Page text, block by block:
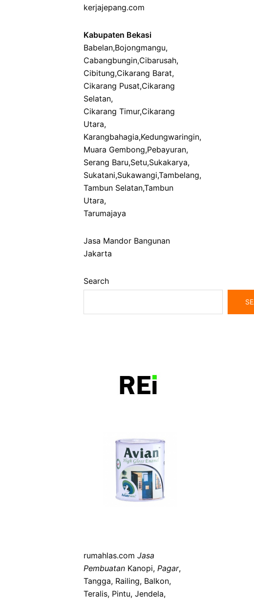
kerjajepang.com
Kabupaten Bekasi
Babelan,Bojongmangu,
Cabangbungin,Cibarusah,
Cibitung,Cikarang Barat,
Cikarang Pusat,Cikarang
Selatan,
Cikarang Timur,Cikarang
Utara,
Karangbahagia,Kedungwaringin,
Muara Gembong,Pebayuran,
Serang Baru,Setu,Sukakarya,
Sukatani,Sukawangi,Tambelang,
Tambun Selatan,Tambun
Utara,
Tarumajaya
Jasa Mandor Bangunan
Jakarta
Search
rumahlas.com Jasa
PembuatanKanopi, Pagar,
Tangga, Railing, Balkon,
Teralis, Pintu, Jendela,